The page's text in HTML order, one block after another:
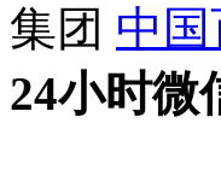
集团 中
24小时微